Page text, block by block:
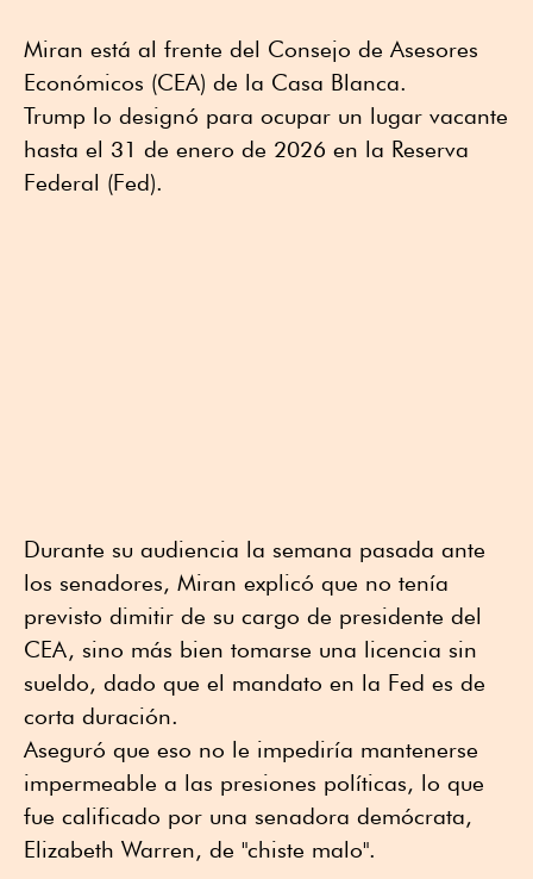
Miran está al frente del Consejo de Asesores
Económicos (CEA) de la Casa Blanca.
Trump lo designó para ocupar un lugar vacante
hasta el 31 de enero de 2026 en la Reserva
Federal (Fed).
Durante su audiencia la semana pasada ante
los senadores, Miran explicó que no tenía
previsto dimitir de su cargo de presidente del
CEA, sino más bien tomarse una licencia sin
sueldo, dado que el mandato en la Fed es de
corta duración.
Aseguró que eso no le impediría mantenerse
impermeable a las presiones políticas, lo que
fue calificado por una senadora demócrata,
Elizabeth Warren, de "chiste malo".